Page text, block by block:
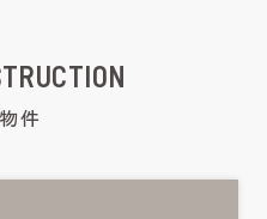
件